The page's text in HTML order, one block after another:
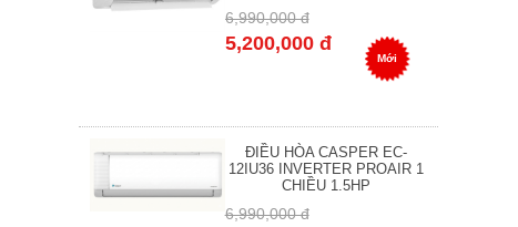
6,990,000 đ
5,200,000 đ
Mới
ĐIỀU HÒA CASPER EC-
12IU36 INVERTER PROAIR 1
CHIỀU 1.5HP
6,990,000 đ